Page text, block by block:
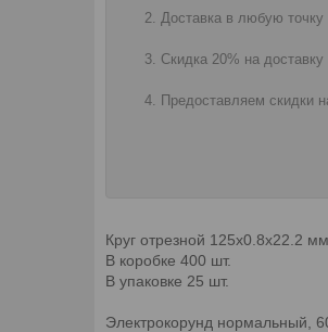
Доставка в любую
Скидка 20% на
Предоставляем скидки
Круг отрезной 125х0.8x22.2
В коробке 400 шт.
В упаковке 25 шт.
Электрокорунд нормальный,